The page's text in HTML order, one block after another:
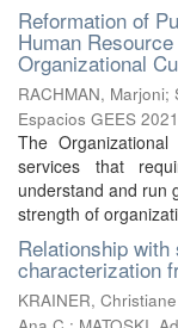
Reformation of
Human
Organizational
RACHMAN, Marjoni;
Espacios GEES
The
services that
understand and run
strength of
Relationship
characterization
KRAINER,